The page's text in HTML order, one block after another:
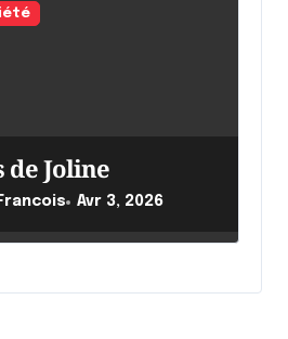
de Joline
Avr 3, 2026